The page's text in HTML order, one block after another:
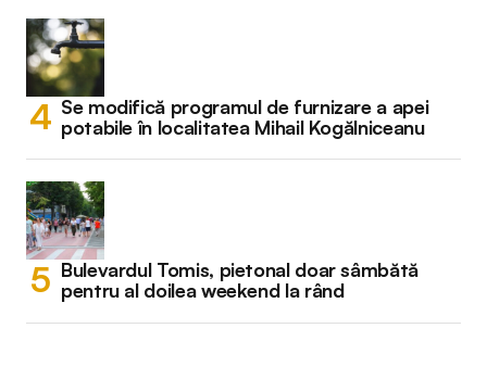
Se modifică programul de furnizare a apei
potabile în localitatea Mihail Kogălniceanu
Bulevardul Tomis, pietonal doar sâmbătă
pentru al doilea weekend la rând